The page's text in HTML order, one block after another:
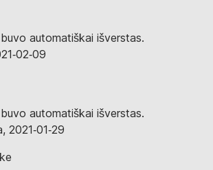
automatiškai išverstas.
automatiškai išverstas.
, 2021‑01‑29